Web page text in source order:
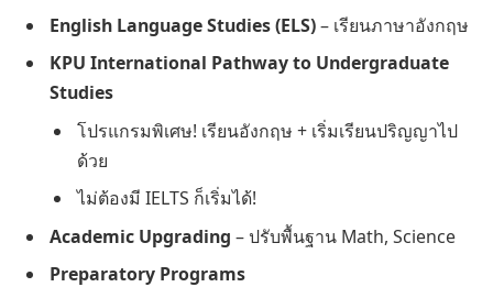
English Language Studies (ELS)– เรียนภาษาอังกฤษ
KPU International Pathway to Undergraduate
Studies
โปรแกรมพิเศษ! เรียนอังกฤษ + เริ่มเรียนปริญญาไป
ด้วย
ไม่ต้องมี IELTS ก็เริ่มได้!
Academic Upgrading – ปรับพื้นฐาน Math, Science
Preparatory Programs